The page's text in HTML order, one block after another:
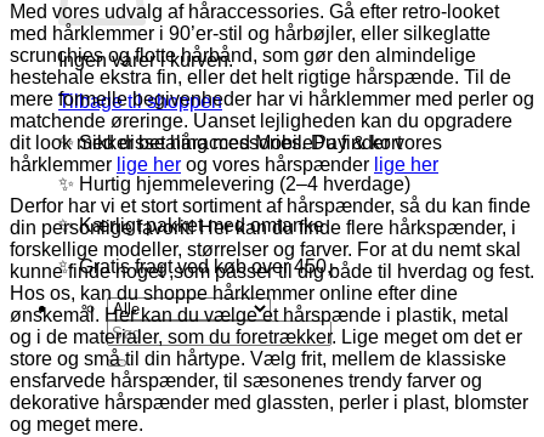
Ingen varer i kurven.
Tilbage til shoppen
✨ Sikker betaling med MobilePay & kort
✨ Hurtig hjemmelevering (2–4 hverdage)
✨ Kærligt pakket med omtanke
✨ Gratis fragt ved køb over 450,-
Søg
efter:
Med vores udvalg af håraccessories. Gå efter retro-looket
med hårklemmer i 90’er-stil og hårbøjler, eller silkeglatte
scrunchies og flotte hårbånd, som gør den almindelige
hestehale ekstra fin, eller det helt rigtige hårspænde. Til de
mere formelle begivenheder har vi hårklemmer med perler og
matchende øreringe. Uanset lejligheden kan du opgradere
dit look med disse håraccessories. Du finder vores
hårklemmer lige her og vores hårspænder lige her
Derfor har vi et stort sortiment af hårspænder, så du kan finde
din personlige favorit! Her kan du finde flere hårkspænder, i
forskellige modeller, størrelser og farver. For at du nemt skal
kunne finde noget ,som passer til dig både til hverdag og fest.
Hos os, kan du shoppe hårklemmer online efter dine
ønskemål. Her kan du vælge et hårspænde i plastik, metal
og i de materialer, som du foretrækker. Lige meget om det er
store og små til din hårtype. Vælg frit, mellem de klassiske
ensfarvede hårspænder, til sæsonenes trendy farver og
dekorative hårspænder med glassten, perler i plast, blomster
og meget mere.